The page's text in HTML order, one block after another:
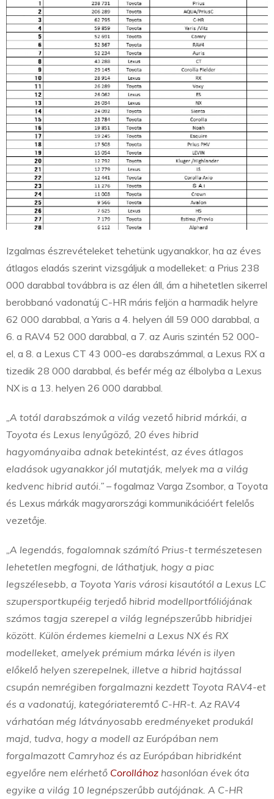
Izgalmas észrevételeket tehetünk ugyanakkor, ha az éves
átlagos eladás szerint vizsgáljuk a modelleket: a Prius 238
000 darabbal továbbra is az élen áll, ám a hihetetlen sikerrel
berobbanó vadonatúj C-HR máris feljön a harmadik helyre
62 000 darabbal, a Yaris a 4. helyen áll 59 000 darabbal, a
6. a RAV4 52 000 darabbal, a 7. az Auris szintén 52 000-
el, a 8. a Lexus CT 43 000-es darabszámmal, a Lexus RX a
tizedik 28 000 darabbal, és befér még az élbolyba a Lexus
NX is a 13. helyen 26 000 darabbal.
„A totál darabszámok a világ vezető hibrid márkái, a
Toyota és Lexus lenyűgöző, 20 éves hibrid
hagyományaiba adnak betekintést, az éves átlagos
eladások ugyanakkor jól mutatják, melyek ma a világ
kedvenc hibrid autói.” – fogalmaz Varga Zsombor, a Toyota
és Lexus márkák magyarországi kommunikációért felelős
vezetője.
„A legendás, fogalomnak számító Prius-t természetesen
lehetetlen megfogni, de láthatjuk, hogy a piac
legszélesebb, a Toyota Yaris városi kisautótól a Lexus LC
szupersportkupéig terjedő hibrid modellportfóliójának
számos tagja szerepel a világ legnépszerűbb hibridjei
között. Külön érdemes kiemelni a Lexus NX és RX
modelleket, amelyek prémium márka lévén is ilyen
előkelő helyen szerepelnek, illetve a hibrid hajtással
csupán nemrégiben forgalmazni kezdett Toyota RAV4-et
és a vadonatúj, kategóriateremtő C-HR-t. Az RAV4
várhatóan még látványosabb eredményeket produkál
majd, tudva, hogy a modell az Európában nem
forgalmazott Camryhoz és az Európában hibridként
egyelőre nem elérhető Corollához hasonlóan évek óta
egyike a világ 10 legnépszerűbb autójának. A C-HR